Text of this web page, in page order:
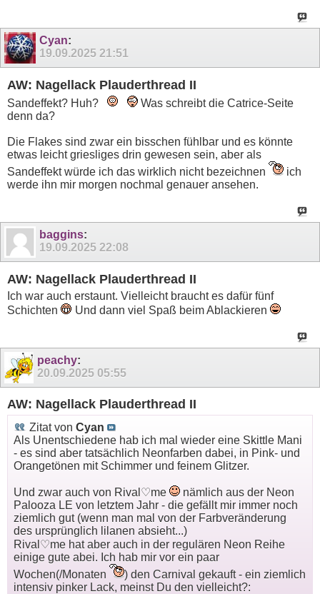
Cyan:
19.09.2025 21:51
AW: Nagellack Plauderthread II
Sandeffekt? Huh?
Was schreibt die Catrice-Seite
denn da?
Die Flakes sind zwar ein bisschen fühlbar und es könnte
etwas leicht griesliges drin gewesen sein, aber als
Sandeffekt würde ich das wirklich nicht bezeichnen
ich
werde ihn mir morgen nochmal genauer ansehen.
baggins:
19.09.2025 22:08
AW: Nagellack Plauderthread II
Ich war auch erstaunt. Vielleicht braucht es dafür fünf
Schichten
Und dann viel Spaß beim Ablackieren
peachy:
20.09.2025 05:55
AW: Nagellack Plauderthread II
Zitat von Cyan
Als Unentschiedene hab ich mal wieder eine Skittle Mani
- es sind aber tatsächlich Neonfarben dabei, in Pink- und
Orangetönen mit Schimmer und feinem Glitzer.
Und zwar auch von Rival♡me
nämlich aus der Neon
Palooza LE von letztem Jahr - die gefällt mir immer noch
ziemlich gut (wenn man mal von der Farbveränderung
des ursprünglich lilanen absieht...)
Rival♡me hat aber auch in der regulären Neon Reihe
einige gute abei. Ich hab mir vor ein paar
Wochen(/Monaten
) den Carnival gekauft - ein ziemlich
intensiv pinker Lack, meinst Du den vielleicht?: